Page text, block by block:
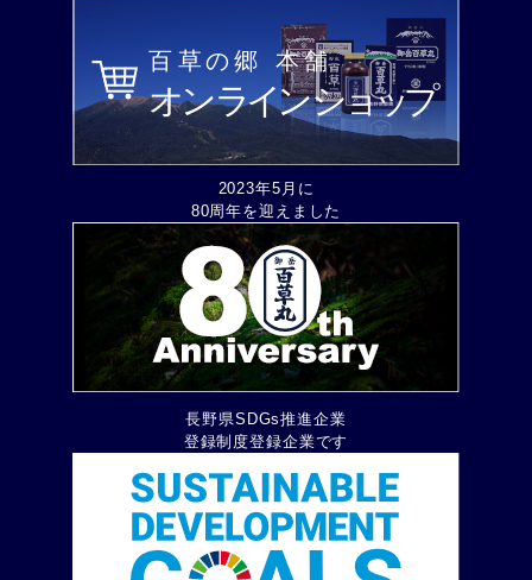
2023年5月に
80周年を迎えました
長野県SDGs推進企業
登録制度登録企業です